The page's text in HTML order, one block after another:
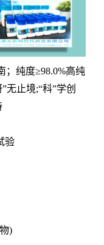
；纯度≥98.0%高纯
无止境;“科”学创
验
)